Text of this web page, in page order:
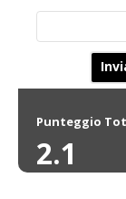
Punteggio
2.1